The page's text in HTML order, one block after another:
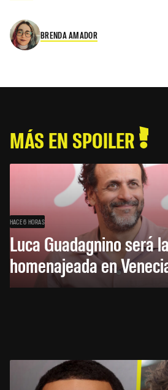
BRENDA AMADOR
MÁS EN SPOILER
HACE 6 HORAS
Luca Guadagnino será
homenajeada en